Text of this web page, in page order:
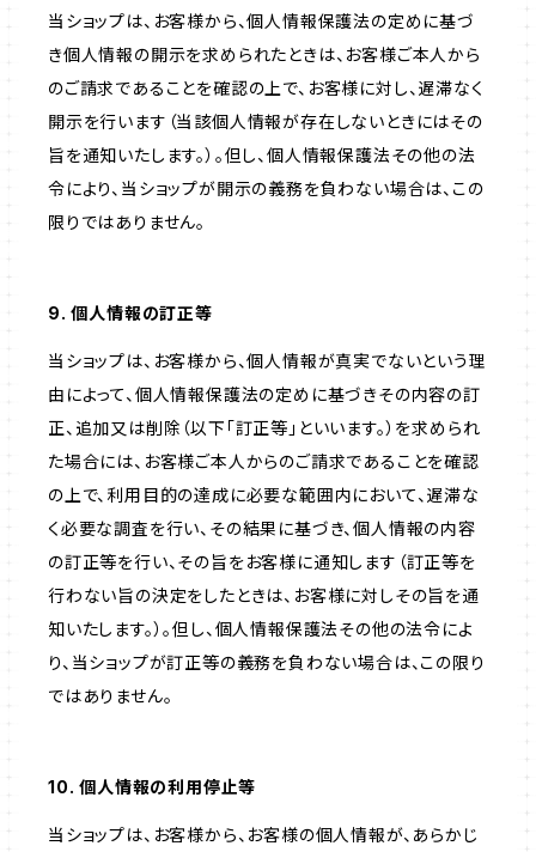
当ショップは、お客様から、個人情報保護法の定めに基づ
き個人情報の開示を求められたときは、お客様ご本人から
のご請求であることを確認の上で、お客様に対し、遅滞なく
開示を行います（当該個人情報が存在しないときにはその
旨を通知いたします。）。但し、個人情報保護法その他の法
令により、当ショップが開示の義務を負わない場合は、この
限りではありません。
9. 個人情報の訂正等
当ショップは、お客様から、個人情報が真実でないという理
由によって、個人情報保護法の定めに基づきその内容の訂
正、追加又は削除（以下「訂正等」といいます。）を求められ
た場合には、お客様ご本人からのご請求であることを確認
の上で、利用目的の達成に必要な範囲内において、遅滞な
く必要な調査を行い、その結果に基づき、個人情報の内容
の訂正等を行い、その旨をお客様に通知します（訂正等を
行わない旨の決定をしたときは、お客様に対しその旨を通
知いたします。）。但し、個人情報保護法その他の法令によ
り、当ショップが訂正等の義務を負わない場合は、この限り
ではありません。
10. 個人情報の利用停止等
当ショップは、お客様から、お客様の個人情報が、あらかじ